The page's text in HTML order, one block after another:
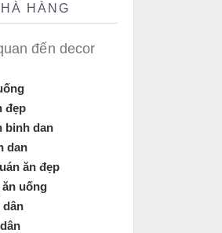
Tp.HCM
HÀNG
đến decor
đẹp
binh dan
dan
ăn đẹp
ăn uống
dân